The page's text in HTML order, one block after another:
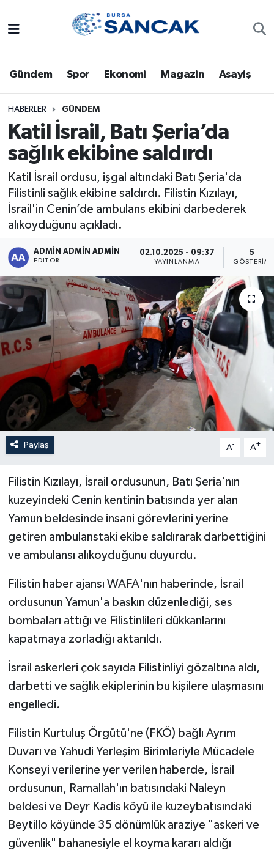
Gündem Spor Ekonomi Magazin Asayiş
HABERLER GÜNDEM
Katil İsrail, Batı Şeria’da
sağlık ekibine saldırdı
Katil İsrail ordusu, işgal altındaki Batı Şeria'da
Filistinli sağlık ekibine saldırdı. Filistin Kızılayı,
İsrail'in Cenin’de ambulans ekibini darbederek
alıkoyduğunu açıkladı.
ADMİN ADMİN ADMİN
EDITÖR
02.10.2025 - 09:37
YAYINLANMA
5
GÖSTERIM
Paylaş A- A+
Filistin Kızılayı, İsrail ordusunun, Batı Şeria'nın
kuzeyindeki Cenin kentinin batısında yer alan
Yamun beldesinde insani görevlerini yerine
getiren ambulanstaki ekibe saldırarak darbettiğini
ve ambulansı alıkoyduğunu duyurdu.
Filistin haber ajansı WAFA'nın haberinde, İsrail
ordusunun Yamun'a baskın düzenlediği, ses
bombaları attığı ve Filistinlileri dükkanlarını
kapatmaya zorladığı aktarıldı.
İsrail askerleri çok sayıda Filistinliyi gözaltına aldı,
darbetti ve sağlık ekiplerinin bu kişilere ulaşmasını
engelledi.
Filistin Kurtuluş Örgütü'ne (FKÖ) bağlı Ayrım
Duvarı ve Yahudi Yerleşim Birimleriyle Mücadele
Konseyi verilerine yer verilen haberde, İsrail
ordusunun, Ramallah'ın batısındaki Naleyn
beldesi ve Deyr Kadis köyü ile kuzeybatısındaki
Beytillo köyünde 35 dönümlük araziye "askeri ve
güvenlik" bahanesiyle el koyma kararı aldığı
Bursa
Dünya
Eğitim
Ekonomi
Genel
Gündem
Magazin
Sağlık
Siyaset
Spor
Türkiye
Trafik Durumu
Süper Lig Puan Durumu ve Fikstür
Tüm Manşetler
Son Dakika Haberleri
Haber Arşivi